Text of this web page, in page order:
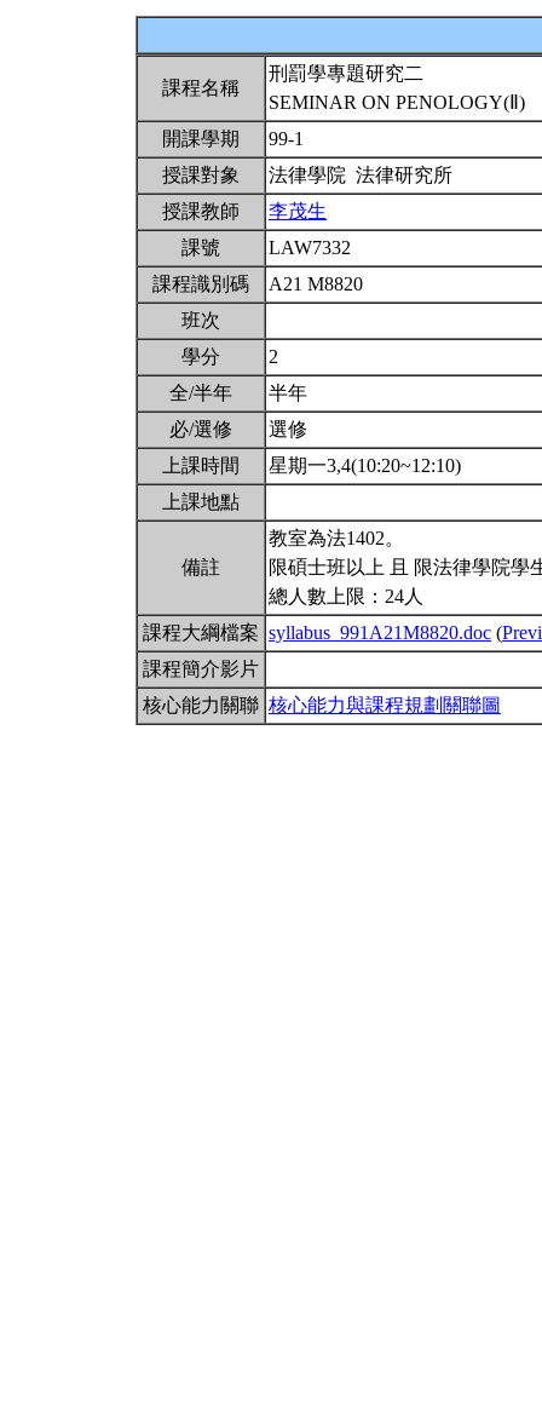
課程名稱
刑罰學專題研究二
SEMINAR ON PENOLOGY(Ⅱ)
開課學期
99-1
授課對象
法律學院 法律研究所
授課教師
李茂生
課號
LAW7332
課程識別碼
A21 M8820
班次
學分
2
全/半年
半年
必/選修
選修
上課時間
星期一3,4(10:20~12:10)
上課地點
備註
教室為法1402。
限碩士班以上 且 限法律學院學
總人數上限：24人
課程大綱檔案 syllabus_991A21M8820.doc (
課程簡介影片
核心能力關聯 核心能力與課程規劃關聯圖